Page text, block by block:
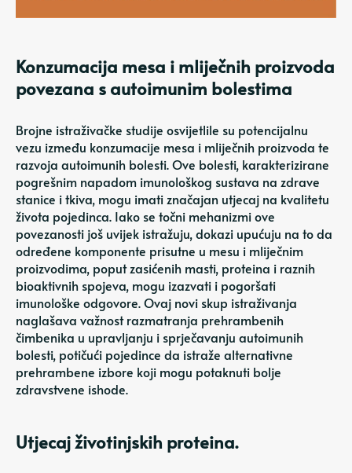
Konzumacija mesa i mliječnih proizvoda
povezana s autoimunim bolestima
Brojne istraživačke studije osvijetlile su potencijalnu
vezu između konzumacije mesa i mliječnih proizvoda te
razvoja autoimunih bolesti. Ove bolesti, karakterizirane
pogrešnim napadom imunološkog sustava na zdrave
stanice i tkiva, mogu imati značajan utjecaj na kvalitetu
života pojedinca. Iako se točni mehanizmi ove
povezanosti još uvijek istražuju, dokazi upućuju na to da
određene komponente prisutne u mesu i mliječnim
proizvodima, poput zasićenih masti, proteina i raznih
bioaktivnih spojeva, mogu izazvati i pogoršati
imunološke odgovore. Ovaj novi skup istraživanja
naglašava važnost razmatranja prehrambenih
čimbenika u upravljanju i sprječavanju autoimunih
bolesti, potičući pojedince da istraže alternativne
prehrambene izbore koji mogu potaknuti bolje
zdravstvene ishode.
Utjecaj životinjskih proteina.